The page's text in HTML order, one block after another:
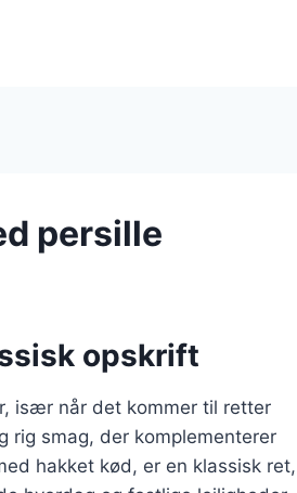
persille
opskrift
især når det kommer til retter
rig smag, der komplementerer
hakket kød, er en klassisk ret,